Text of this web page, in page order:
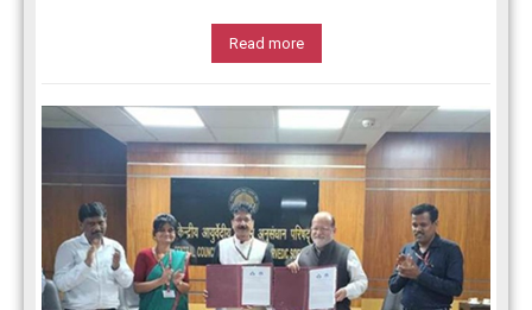
Read more